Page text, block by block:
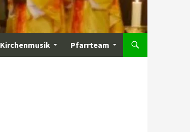
Kirchenmusik Pfarrteam